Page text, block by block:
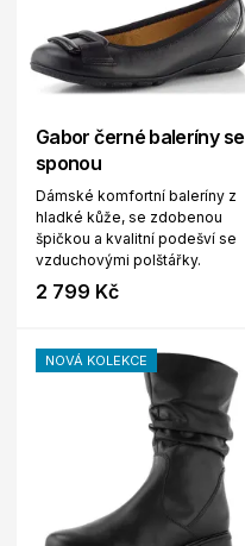
Gabor černé baleríny se
sponou
Dámské komfortní baleríny z
hladké kůže, se zdobenou
špičkou a kvalitní podešví se
vzduchovými polštářky.
2 799 Kč
NOVÁ KOLEKCE